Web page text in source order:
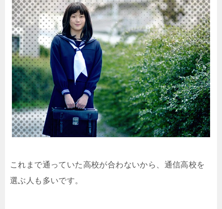
これまで通っていた高校が合わないから、通信高校を
選ぶ人も多いです。